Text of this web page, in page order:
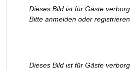
Dieses Bild ist für Gäste
Bitte anmelden oder
Dieses Bild ist für Gäste